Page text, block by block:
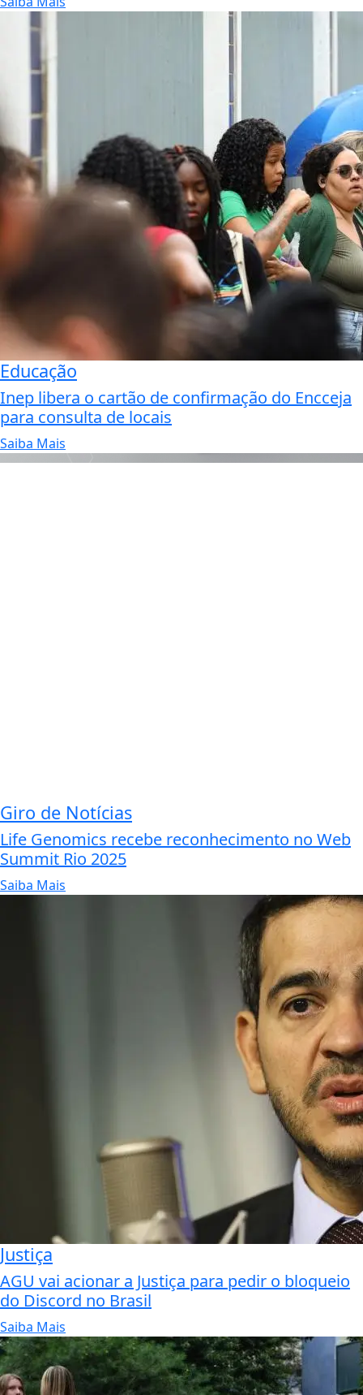
Educação
Inep libera o cartão de confirmação do Encceja
para consulta de locais
Saiba Mais
Giro de Notícias
Life Genomics recebe reconhecimento no Web
Summit Rio 2025
Saiba Mais
Justiça
AGU vai acionar a Justiça para pedir o bloqueio
do Discord no Brasil
Saiba Mais